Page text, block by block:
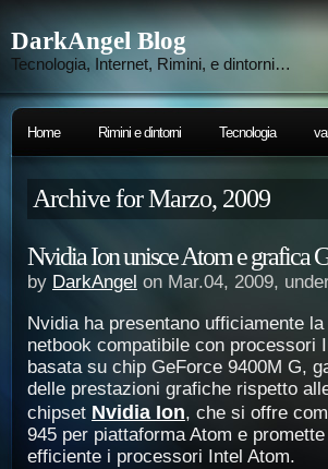
DarkAngel Blog
Tecnologia, Internet, Rimini, e dintorni…
Home Rimini e dintorni Tecnologia
Archive for Marzo, 2009
Nvidia Ion unisce Atom e grafica
by DarkAngel on Mar.04, 2009,
Nvidia ha presentano ufficiamente
netbook compatibile con processori
basata su chip GeForce 9400M G,
delle prestazioni grafiche rispetto
chipset Nvidia Ion, che si offre
945 per piattaforma Atom e
efficiente i processori Intel Atom.